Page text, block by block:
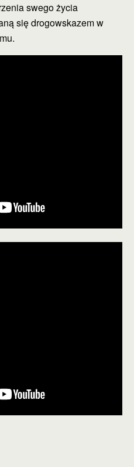
swego życia
się drogowskazem w